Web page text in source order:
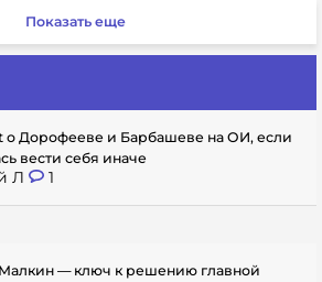
Показать еще
о Дорофееве и Барбашеве на ОИ, если
вести себя иначе
Л 1
— ключ к решению главной